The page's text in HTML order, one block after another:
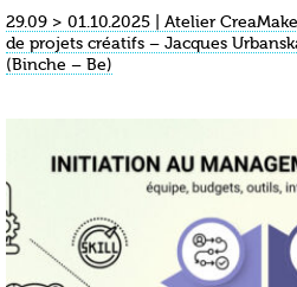
29.09 > 01.10.2025 | Atelier
de projets créatifs – Jacques
(Binche – Be)